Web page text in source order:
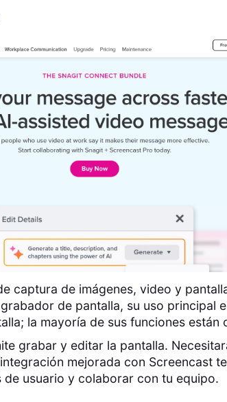
captura de imágenes, video y
de pantalla, su uso principal
la mayoría de sus funciones están
grabar y editar la pantalla.
mejorada con Screencast
usuario y colaborar con tu equipo.